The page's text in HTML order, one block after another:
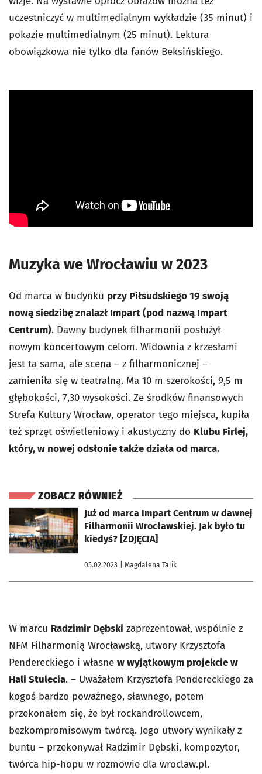
uczestniczyć w multimedialnym wykładzie (35 minut) i
pokazie multimedialnym (25 minut). Lektura
obowiązkowa nie tylko dla fanów Beksińskiego.
Muzyka we Wrocławiu w 2023
Od marca w budynku przy Piłsudskiego 19 swoją
nową siedzibę znalazł Impart (pod nazwą Impart
Centrum). Dawny budynek filharmonii posłużył
nowym koncertowym celom. Widownia z krzesłami
jest ta sama, ale scena – z filharmonicznej –
zamieniła się w teatralną. Ma 10 m szerokości, 9,5 m
głębokości, 7,30 wysokości. Ze środków finansowych
Strefa Kultury Wrocław, operator tego miejsca, kupiła
też sprzęt oświetleniowy i akustyczny do Klubu Firlej,
który, w nowej odsłonie także działa od marca.
ZOBACZ RÓWNIEŻ
Już od marca Impart Centrum w dawnej
Filharmonii Wrocławskiej. Jak było tu
kiedyś? [ZDJĘCIA]
05.02.2023 | Magdalena Talik
otworzy się w nowej karcie
W marcu Radzimir Dębski zaprezentował, wspólnie z
NFM Filharmonią Wrocławską, utwory Krzysztofa
Pendereckiego i własne w wyjątkowym projekcie w
Hali Stulecia. – Uważałem Krzysztofa Pendereckiego za
kogoś bardzo poważnego, sławnego, potem
przekonałem się, że był rockandrollowcem,
bezkompromisowym twórcą. Jego utwory wynikały z
buntu – przekonywał Radzimir Dębski, kompozytor,
twórca hip-hopu w rozmowie dla wroclaw.pl.